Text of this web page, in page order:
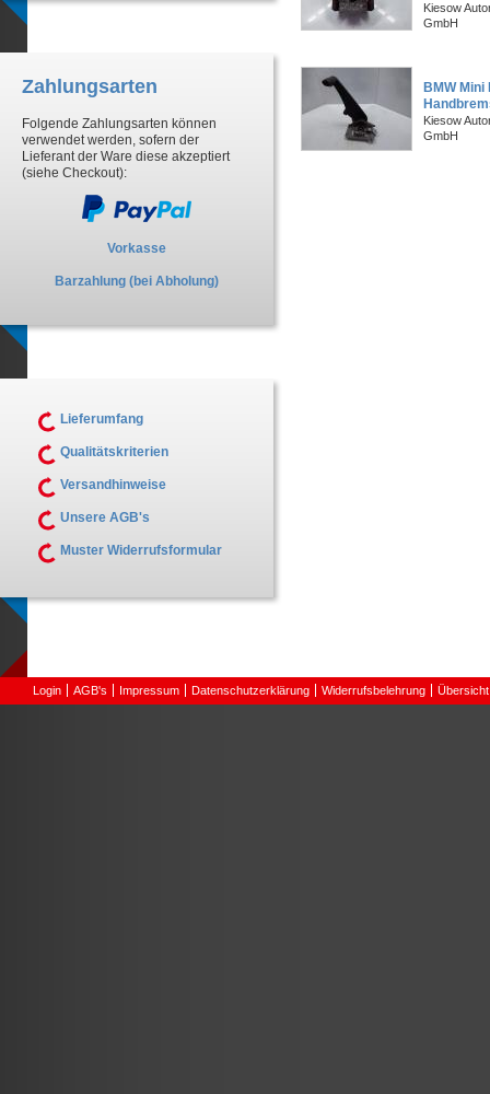
Kiesow
GmbH
BMW
Kiesow
GmbH
Zahlungsarten
Folgende Zahlungsarten können
verwendet werden, sofern der
Lieferant der Ware diese akzeptiert
(siehe Checkout):
Vorkasse
Barzahlung (bei Abholung)
Lieferumfang
Qualitätskriterien
Versandhinweise
Unsere AGB's
Muster Widerrufsformular
Login AGB's Impressum Datenschutzerklärung Widerrufsbelehrung